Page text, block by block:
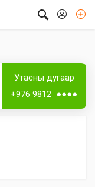
Утасны дугаар
+976 9812 ●●●●